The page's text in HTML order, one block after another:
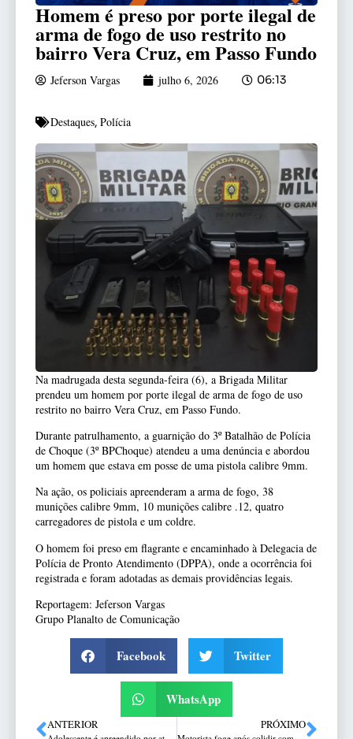
Homem é preso por porte ilegal de
arma de fogo de uso restrito no
bairro Vera Cruz, em Passo Fundo
Jeferson Vargas julho 6, 2026 06:13
Destaques, Polícia
Na madrugada desta segunda-feira (6), a Brigada Militar
prendeu um homem por porte ilegal de arma de fogo de uso
restrito no bairro Vera Cruz, em Passo Fundo.
Durante patrulhamento, a guarnição do 3º Batalhão de Polícia
de Choque (3º BPChoque) atendeu a uma denúncia e abordou
um homem que estava em posse de uma pistola calibre 9mm.
Na ação, os policiais apreenderam a arma de fogo, 38
munições calibre 9mm, 10 munições calibre .12, quatro
carregadores de pistola e um coldre.
O homem foi preso em flagrante e encaminhado à Delegacia de
Polícia de Pronto Atendimento (DPPA), onde a ocorrência foi
registrada e foram adotadas as demais providências legais.
Reportagem: Jeferson Vargas
Grupo Planalto de Comunicação
Facebook Twitter
WhatsApp
ANTERIOR PRÓXIMO